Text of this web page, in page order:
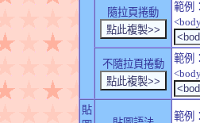
隨拉頁捲動
範例：
不隨拉頁捲動
範例：
貼
範例：